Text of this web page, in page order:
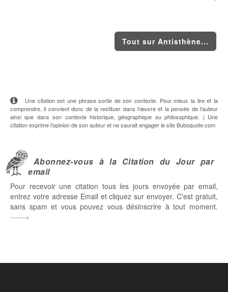
Tout sur Antisthène...
Une citation est une phrase sortie de son contexte. Pour mieux la lire et la
comprendre, il convient donc de la restituer dans l'œuvre et la pensée de l'auteur
ainsi que dans son contexte historique, géographique ou philosophique. | Une
citation exprime l'opinion de son auteur et ne saurait engager le site Buboquote.com
Abonnez-vous à la Citation du Jour par
email
Pour recevoir une citation tous les jours envoyée par email,
entrez votre adresse Email et cliquez sur envoyer. C'est gratuit,
sans spam et vous pouvez vous désinscrire à tout moment.